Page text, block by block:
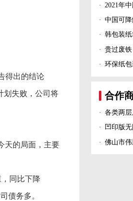
得出的结论
划失败，公司将
天的局面，主要
同比下降
债务多。
·
· 中国可
· 韩包装
·
· 环保纸
合作
· 各类两
· 凹印版
· 佛山市